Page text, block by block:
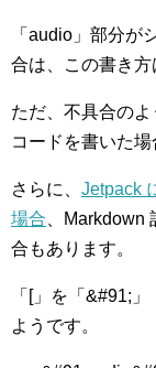
「audio」部分が
合は、この書き方
ただ、不具合の
コードを書いた場
さらに、 Jetpack
場合 、
合もあります。
「[」を「&#91;
ようです。